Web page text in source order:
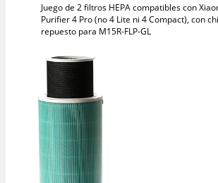
Juego de 2 filtros HEPA compatibles con
Purifier 4 Pro (no 4 Lite ni 4 Compact), con
repuesto para M15R-FLP-GL